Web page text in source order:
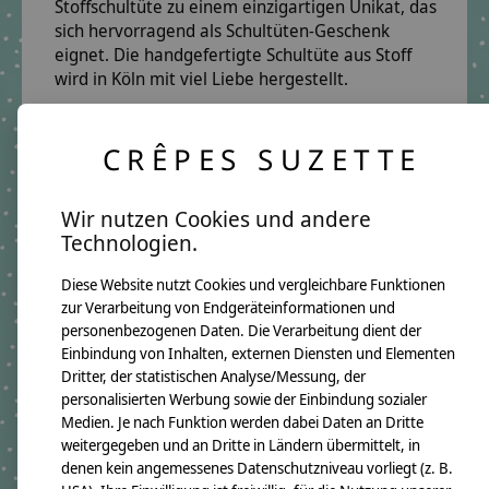
Stoffschultüte zu einem einzigartigen Unikat, das
sich hervorragend alsSchultüten-Geschenk
eignet. Die handgefertigte Schultüte aus Stoff
wird in Köln mit viel Liebe hergestellt.
perfekt auf den Schulranzen „Cat Lilly“
abgestimmt und kann mit dem separat
zumkuscheligen Erinnerungsstückumfunktioniert
werden.
Farben & Design:
Gelb, Koralle, Mint – fröhlich,
kindgerecht und liebevoll gestaltet.
Perfekt für den Schulanfang: einepersonalisierte
Schultüte mit Katze, handgefertigt und exklusiv –
einbleibendes Erinnerungsstück, das Kinderaugen
strahlen lässt!
Produktangaben:
Schultüte Cat Lilly
CRÊPES SUZETTE
Wir nutzen Cookies und andere
Technologien.
Diese Website nutzt Cookies und vergleichbare Funktionen
zur Verarbeitung von Endgeräteinformationen und
personenbezogenen Daten. Die Verarbeitung dient der
Einbindung von Inhalten, externen Diensten und Elementen
Dritter, der statistischen Analyse/Messung, der
personalisierten Werbung sowie der Einbindung sozialer
Medien. Je nach Funktion werden dabei Daten an Dritte
weitergegeben und an Dritte in Ländern übermittelt, in
denen kein angemessenes Datenschutzniveau vorliegt (z. B.